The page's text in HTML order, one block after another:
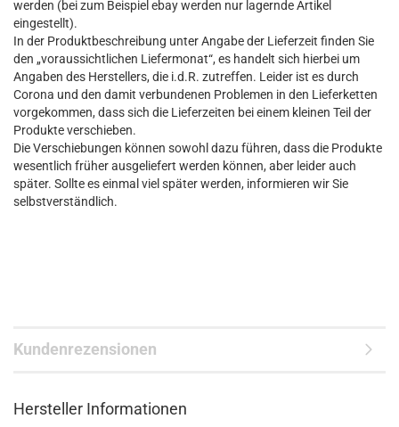
werden (bei zum Beispiel ebay werden nur lagernde Artikel
eingestellt).
In der Produktbeschreibung unter Angabe der Lieferzeit finden Sie
den „voraussichtlichen Liefermonat“, es handelt sich hierbei um
Angaben des Herstellers, die i.d.R. zutreffen. Leider ist es durch
Corona und den damit verbundenen Problemen in den Lieferketten
vorgekommen, dass sich die Lieferzeiten bei einem kleinen Teil der
Produkte verschieben.
Die Verschiebungen können sowohl dazu führen, dass die Produkte
wesentlich früher ausgeliefert werden können, aber leider auch
später. Sollte es einmal viel später werden, informieren wir Sie
selbstverständlich.
Kundenrezensionen
Hersteller Informationen